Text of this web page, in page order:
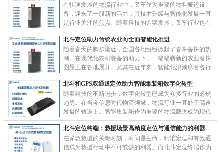
在快速发展的物流行业中，叉车作为重要的物料搬运设
备，迎来了一股新的活力，其技术升级与智能化发展一直
是行业关注的焦点。随着科技的迅猛发展，叉车行业也在
不断进步和创新，通过引入北斗4G定位技术，叉车行业
迎……
北斗定位助力传统农业向全面智能化推进
随着春天的脚步渐近，全国各地纷纷掀起了春耕备耕的热
潮。在现代化农机装备的助力下，一幅幅崭新的农业春耕
图景正在各地展开。尤其在近年来，智能化浪潮席卷各行
各业，从安防到交通，从制造到能源，再到农业，智……
北斗和GPS双通道定位助力智能集装箱数字化转型
随着科技的不断进步，数字化转型已成为众多行业的必然
趋势。在当今信息时代物流领域，物流行业一直处于高速
发展的轨道上。智能集装箱作为重要的物流载体成为现代
物流领域的重要组成部分，对提高物流运输效率和安全
性……
北斗定位终端：救援场景高精度定位与通信能力的利器
在紧急救援的关键时刻，时间是生命，精准定位和有效通
信成为救援行动中不可或缺的利器。而北斗定位终端作为